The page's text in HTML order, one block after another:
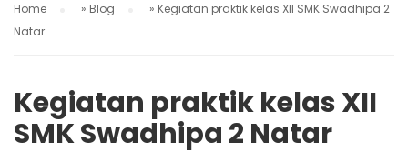
Home » Blog » Kegiatan praktik kelas XII SMK Swadhipa 2
Natar
Kegiatan praktik kelas XII
SMK Swadhipa 2 Natar